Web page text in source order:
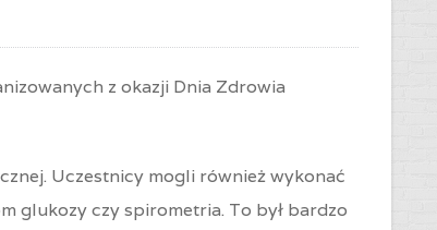
z okazji Dnia Zdrowia
Uczestnicy mogli również wykonać
glukozy czy spirometria. To był bardzo